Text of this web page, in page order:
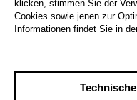
klicken, stimmen Sie der
Cookies sowie jenen zur
Informationen findet Sie in